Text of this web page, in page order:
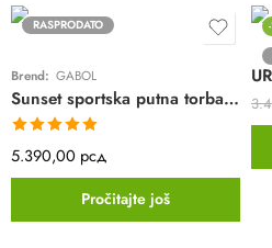
RASPRODATO
Brend: GABOL
Sunset sportska putna torba Gabol | 42x28x25 | poliester
Ocenjeno sa
od 5
5.390,00 рсд
Pročitajte još